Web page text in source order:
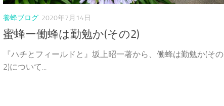
養蜂ブログ 2020年7月14日
蜜蜂ー働蜂は勤勉か(その2)
『ハチとフィールドと』坂上昭一著から、働蜂は勤勉か(その
2)について...